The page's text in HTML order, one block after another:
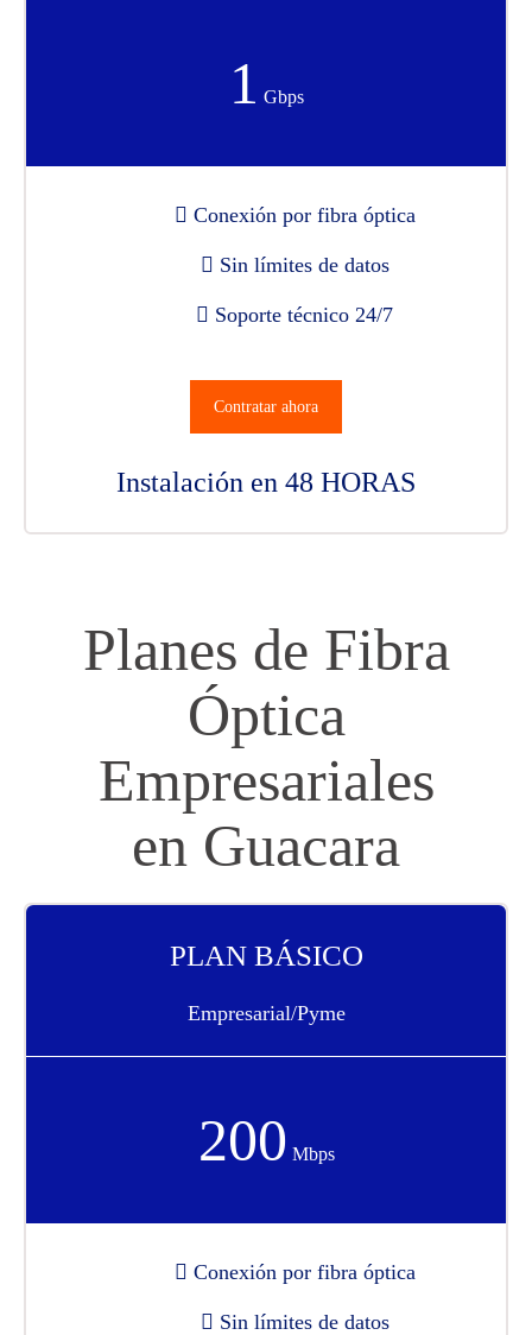
1 Gbps
Conexión por fibra óptica
Sin límites de datos
Soporte técnico 24/7
Contratar ahora
Instalación en 48 HORAS
Planes de Fibra
Óptica
Empresariales
en Guacara
PLAN BÁSICO
Empresarial/Pyme
200 Mbps
Conexión por fibra óptica
Sin límites de datos